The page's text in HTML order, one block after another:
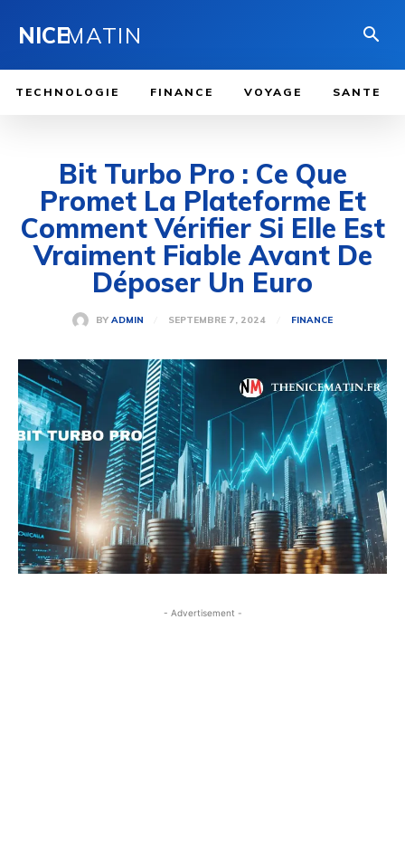
NICEMATIN
TECHNOLOGIE FINANCE VOYAGE SANTE
Bit Turbo Pro : Ce Que
Promet La Plateforme Et
Comment Vérifier Si Elle Est
Vraiment Fiable Avant De
Déposer Un Euro
BY ADMIN SEPTEMBRE 7, 2024 FINANCE
- Advertisement -